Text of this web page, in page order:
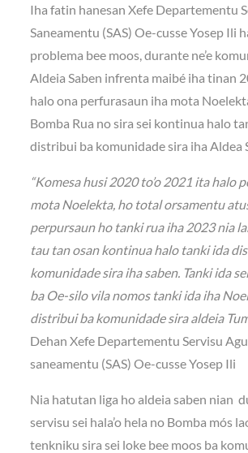
Iha fatin hanesan Xefe Departementu
Saneamentu (SAS) Oe-cusse Yosep Ili
problema bee moos, durante ne’e
Aldeia Saben infrenta maibé iha tinan
halo ona perfurasaun iha mota
Bomba Rua no sira sei kontinua halo
distribui ba komunidade sira iha Aldea
“Komesa husi 2020 to’o 2021 ita halo
mota Noelekta, ho total orsamentu
perpursaun ho tanki rua iha 2023 nia
tau tan osan kontinua halo tanki ida
komunidade sira iha saben. Tanki ida
ba Oe-silo vila nomos tanki ida iha
distribui ba komunidade sira aldeia
Dehan Xefe Departementu Servisu
saneamentu (SAS) Oe-cusse Yosep Ili
Nia hatutan liga ho aldeia saben nian
servisu sei hala’o hela no Bomba mós
tenkniku sira sei loke bee moos ba